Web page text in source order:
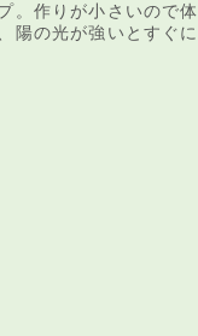
。作りが小さいので体
陽の光が強いとすぐに